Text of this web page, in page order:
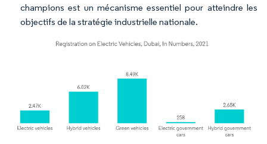
champions est un mécanisme essentiel pour atteindre les
objectifs de la stratégie industrielle nationale.